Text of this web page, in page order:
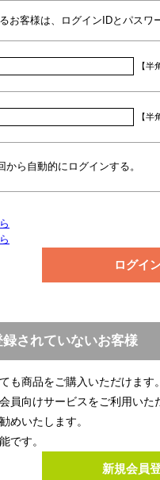
お客様は、ログインIDとパスワ
【半
【半
から自動的にログインする。
されていないお客様
も商品をご購入いただけます。
員向けサービスをご利用いた
めいたします。
です。
新規会員